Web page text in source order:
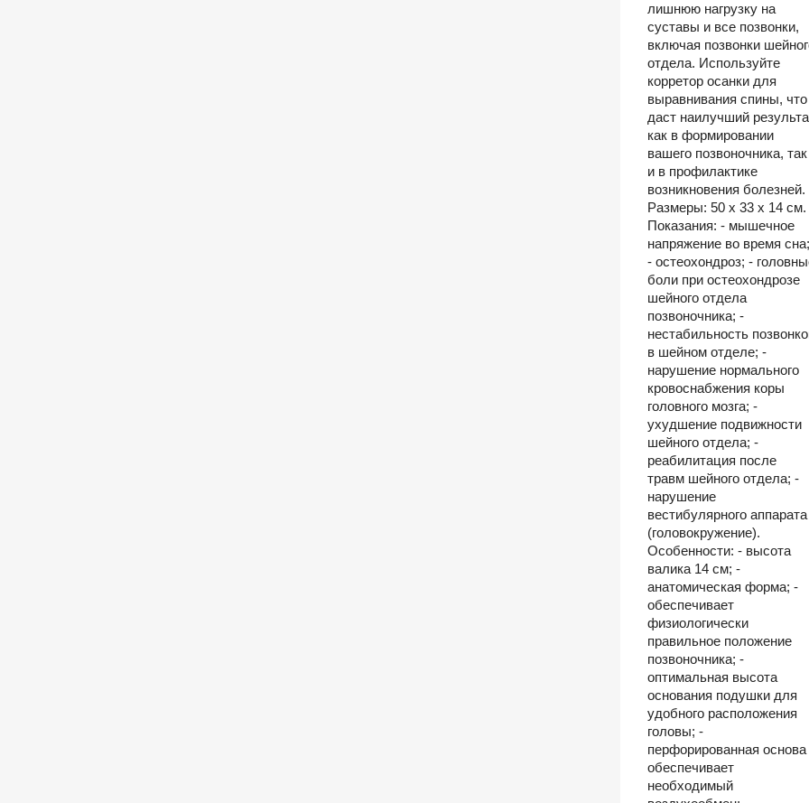
лишнюю нагрузку на
суставы и все позвонки,
включая позвонки
отдела. Используйте
корретор осанки для
выравнивания спины, что
даст наилучший
как в формировании
вашего позвоночника, так
и в профилактике
возникновения болезней.
Размеры: 50 х 33 х 14 см.
Показания: - мышечное
напряжение во время сна;
- остеохондроз; -
боли при остеохондрозе
шейного отдела
позвоночника; -
нестабильность
в шейном отделе; -
нарушение нормального
кровоснабжения коры
головного мозга; -
ухудшение подвижности
шейного отдела; -
реабилитация после
травм шейного отдела; -
нарушение
вестибулярного аппарата
(головокружение).
Особенности: - высота
валика 14 см; -
анатомическая форма; -
обеспечивает
физиологически
правильное положение
позвоночника; -
оптимальная высота
основания подушки для
удобного расположения
головы; -
перфорированная основа
обеспечивает
необходимый